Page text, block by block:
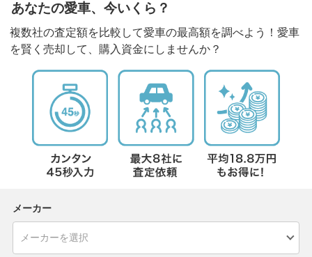
あなたの愛車、今いくら？
複数社の査定額を比較して愛車の最高額を調べよう！愛車
を賢く売却して、購入資金にしませんか？
メーカー